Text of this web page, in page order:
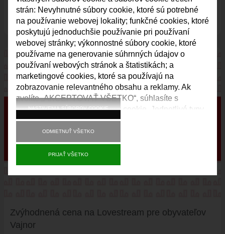
Mestská časť Bratislava-Vajnory v spolupráci s Magistrátom
hlavného mesta SR Bratislava zriaďuje v dôsledku…
Zvýhodnená cena na Lovestream pre obyvateľov
Vajnor
strán: Nevyhnutné súbory cookie, ktoré sú potrebné
na používanie webovej lokality; funkčné cookies, ktoré
poskytujú jednoduchšie používanie pri používaní
webovej stránky; výkonnostné súbory cookie, ktoré
používame na generovanie súhrnných údajov o
používaní webových stránok a štatistikách; a
marketingové cookies, ktoré sa používajú na
zobrazovanie relevantného obsahu a reklamy. Ak
zvolíte „AKCEPTOVAŤ VŠETKO“, súhlasíte s
používaním všetkých súborov cookie. Jednotlivé typy
súborov cookie môžete prijať a odmietnuť a svoj
súhlas do budúcnosti kedykoľvek odvolať v časti
„Nastavenia“.
NASTAVENIA SÚBOROV COOKIE
ODMIETNUŤ VŠETKO
PRIJAŤ VŠETKO